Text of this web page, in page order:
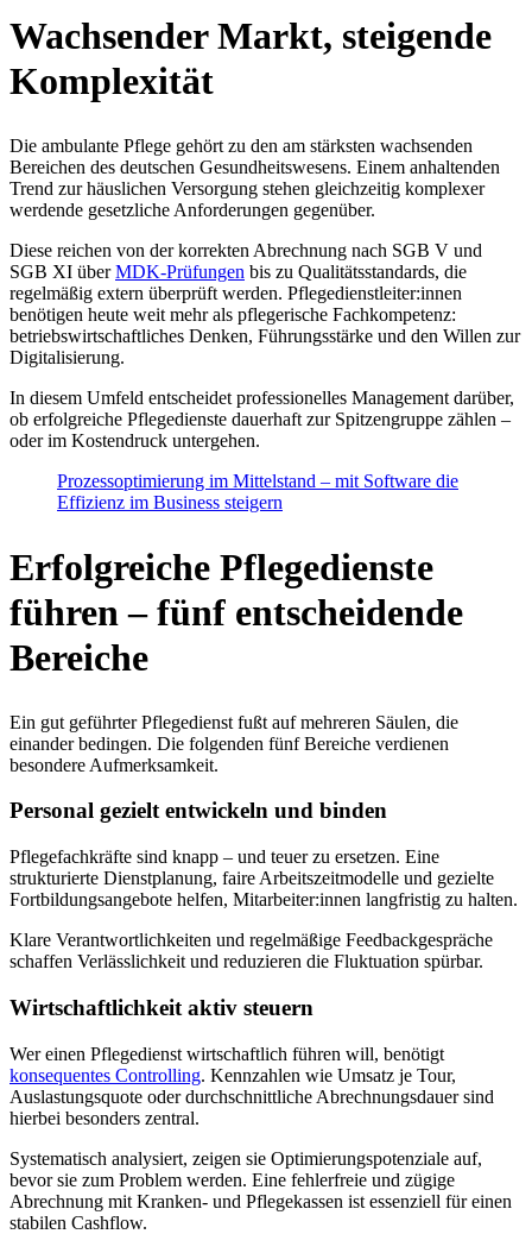
Wachsender Markt, steigende
Komplexität
Die ambulante Pflege gehört zu den am stärksten wachsenden
Bereichen des deutschen Gesundheitswesens. Einem anhaltenden
Trend zur häuslichen Versorgung stehen gleichzeitig komplexer
werdende gesetzliche Anforderungen gegenüber.
Diese reichen von der korrekten Abrechnung nach SGB V und
SGB XI überMDK-Prüfungen bis zu Qualitätsstandards, die
regelmäßig extern überprüft werden. Pflegedienstleiter:innen
benötigen heute weit mehr als pflegerische Fachkompetenz:
betriebswirtschaftliches Denken, Führungsstärke und den Willen zur
Digitalisierung.
In diesem Umfeld entscheidet professionelles Management darüber,
ob erfolgreiche Pflegedienste dauerhaft zur Spitzengruppe zählen –
oder im Kostendruck untergehen.
Prozessoptimierung im Mittelstand – mit Software die
Effizienz im Business steigern
Erfolgreiche Pflegedienste
führen – fünf entscheidende
Bereiche
Ein gut geführter Pflegedienst fußt auf mehreren Säulen, die
einander bedingen. Die folgenden fünf Bereiche verdienen
besondere Aufmerksamkeit.
Personal gezielt entwickeln und binden
Pflegefachkräfte sind knapp – und teuer zu ersetzen. Eine
strukturierte Dienstplanung, faire Arbeitszeitmodelle und gezielte
Fortbildungsangebote helfen, Mitarbeiter:innen langfristig zu halten.
Klare Verantwortlichkeiten und regelmäßige Feedbackgespräche
schaffen Verlässlichkeit und reduzieren die Fluktuation spürbar.
Wirtschaftlichkeit aktiv steuern
Wer einen Pflegedienst wirtschaftlich führen will, benötigt
konsequentes Controlling. Kennzahlen wie Umsatz je Tour,
Auslastungsquote oder durchschnittliche Abrechnungsdauer sind
hierbei besonders zentral.
Systematisch analysiert, zeigen sie Optimierungspotenziale auf,
bevor sie zum Problem werden. Eine fehlerfreie und zügige
Abrechnung mit Kranken- und Pflegekassen ist essenziell für einen
stabilen Cashflow.